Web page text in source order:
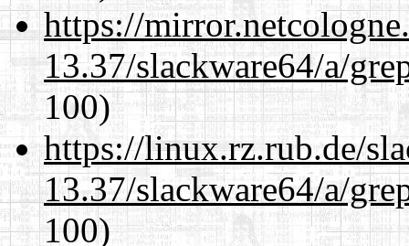
https://
13.37/slackware64/a/
100)
https://linux.rz.rub.de/
13.37/slackware64/a/
100)